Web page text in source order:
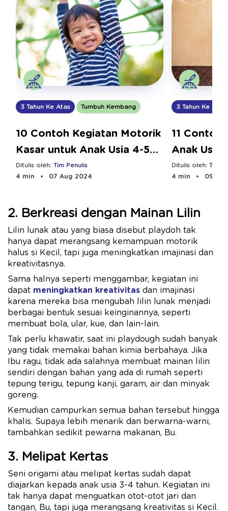
3 Tahun Ke Atas Tumbuh Kembang
10 Contoh Kegiatan Motorik
Kasar untuk Anak Usia 4-5
Tahun
Ditulis oleh: Tim Penulis
4 min
07 Aug 2024
3 Tahun Ke Atas
11 Contoh
Anak Usia
Ditulis oleh: Tim
4 min
09
2. Berkreasi dengan Mainan Lilin
Lilin lunak atau yang biasa disebut playdoh tak
hanya dapat merangsang kemampuan motorik
halus si Kecil, tapi juga meningkatkan imajinasi dan
kreativitasnya.
Sama halnya seperti menggambar, kegiatan ini
dapat meningkatkan kreativitas dan imajinasi
karena mereka bisa mengubah lilin lunak menjadi
berbagai bentuk sesuai keinginannya, seperti
membuat bola, ular, kue, dan lain-lain.
Tak perlu khawatir, saat ini playdough sudah banyak
yang tidak memakai bahan kimia berbahaya. Jika
Ibu ragu, tidak ada salahnya membuat mainan lilin
sendiri dengan bahan yang ada di rumah seperti
tepung terigu, tepung kanji, garam, air dan minyak
goreng.
Kemudian campurkan semua bahan tersebut hingga
khalis. Supaya lebih menarik dan berwarna-warni,
tambahkan sedikit pewarna makanan, Bu.
3. Melipat Kertas
Seni origami atau melipat kertas sudah dapat
diajarkan kepada anak usia 3-4 tahun. Kegiatan ini
tak hanya dapat menguatkan otot-otot jari dan
tangan, Bu, tapi juga merangsang kreativitas si Kecil.